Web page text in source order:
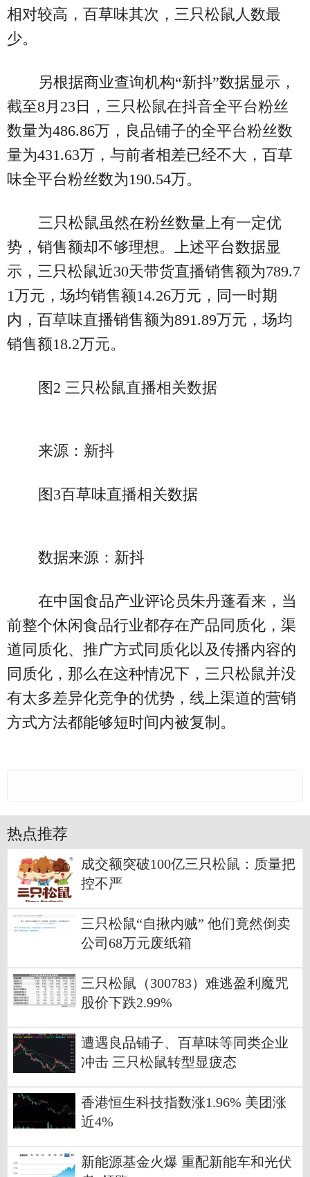
相对较高，百草味其次，三只松鼠人数最
少。
另根据商业查询机构“新抖”数据显示，
截至8月23日，三只松鼠在抖音全平台粉丝
数量为486.86万，良品铺子的全平台粉丝数
量为431.63万，与前者相差已经不大，百草
味全平台粉丝数为190.54万。
三只松鼠虽然在粉丝数量上有一定优
势，销售额却不够理想。上述平台数据显
示，三只松鼠近30天带货直播销售额为789.7
1万元，场均销售额14.26万元，同一时期
内，百草味直播销售额为891.89万元，场均
销售额18.2万元。
图2 三只松鼠直播相关数据
来源：新抖
图3百草味直播相关数据
数据来源：新抖
在中国食品产业评论员朱丹蓬看来，当
前整个休闲食品行业都存在产品同质化，渠
道同质化、推广方式同质化以及传播内容的
同质化，那么在这种情况下，三只松鼠并没
有太多差异化竞争的优势，线上渠道的营销
方式方法都能够短时间内被复制。
热点推荐
成交额突破100亿三只松鼠：质量把
控不严
三只松鼠“自揪内贼” 他们竟然倒卖
公司68万元废纸箱
三只松鼠（300783）难逃盈利魔咒
股价下跌2.99%
遭遇良品铺子、百草味等同类企业
冲击 三只松鼠转型显疲态
香港恒生科技指数涨1.96% 美团涨
近4%
新能源基金火爆 重配新能车和光伏